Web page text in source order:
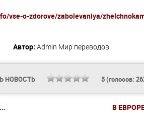
vse-o-zdorove/zabolevaniya/
Автор: Admin Мир переводов
НОВОСТЬ 5(голосов:
В